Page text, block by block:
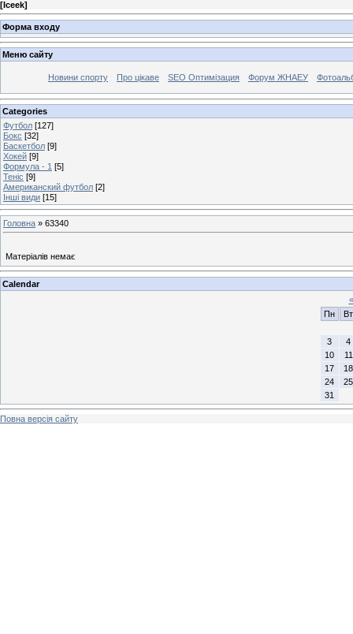
[Iceek]
Форма входу
Меню сайту
Новини спорту Про цікаве SEO Оптимізация Форум ЖНАЕУ
Categories
Футбол [127]
Бокс [32]
Баскетбол [9]
Хокей [9]
Формула - 1 [5]
Теніс [9]
Американский футбол [2]
Інші види [15]
Головна » 63340
Матеріалів немає
Calendar
«
Пн
Вт
3
4
10
11
17
18
24
25
31
Повна версія сайту